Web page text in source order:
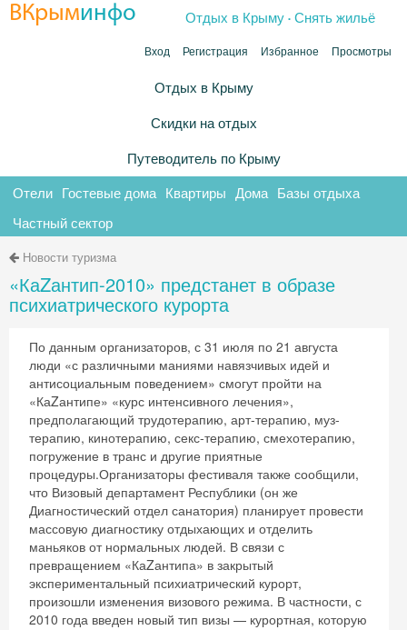
ВКрыминфо Отдых в Крыму .Снять жильё
Вход Регистрация Избранное Просмотры
Отдых в Крыму
Скидки на отдых
Путеводитель по Крыму
Отели Гостевые дома Квартиры Дома Базы отдыха
Частный сектор
Новости туризма
«КаZантип-2010» предстанет в образе
психиатрического курорта
По данным организаторов, с 31 июля по 21 августа
люди «с различными маниями навязчивых идей и
антисоциальным поведением» смогут пройти на
«КаZантипе» «курс интенсивного лечения»,
предполагающий трудотерапию, арт-терапию, муз-
терапию, кинотерапию, секс-терапию, смехотерапию,
погружение в транс и другие приятные
процедуры.Организаторы фестиваля также сообщили,
что Визовый департамент Республики (он же
Диагностический отдел санатория) планирует провести
массовую диагностику отдыхающих и отделить
маньяков от нормальных людей. В связи с
превращением «КаZантипа» в закрытый
экспериментальный психиатрический курорт,
произошли изменения визового режима. В частности, с
2010 года введен новый тип визы — курортная, которую